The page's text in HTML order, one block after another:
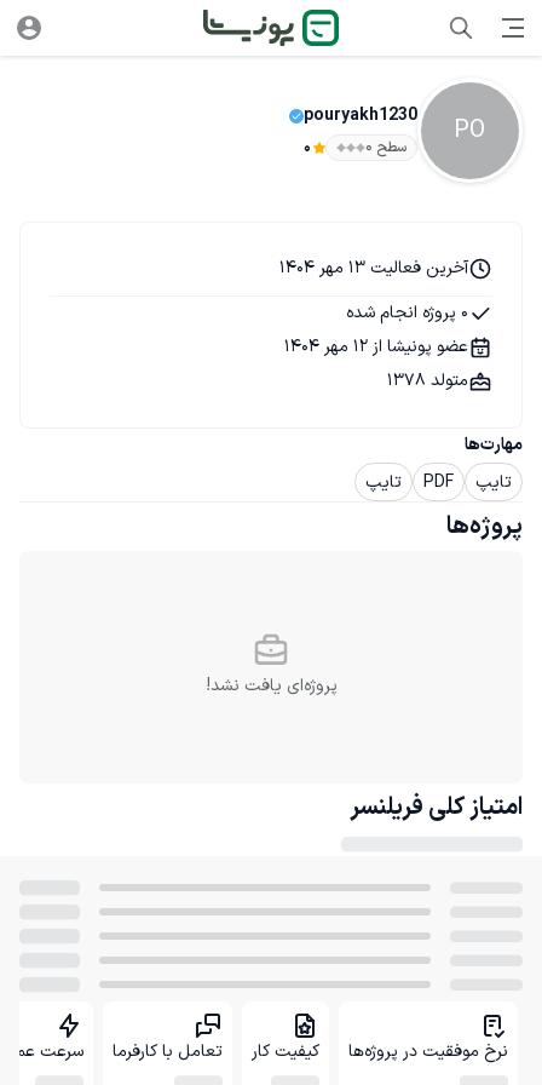
PO
pouryakh1230
سطح ۰ 0
مهارت‌ها
تایپ
PDF تایپ
آخرین فعالیت 13 مهر 1404
0 پروژه انجام شده
عضو پونیشا از 12 مهر 1404
متولد 1378
پروژه‌ها
پروژه‌ای یافت نشد!
امتیاز کلی فریلنسر
نرخ موفقیت در پروژه‌ها کیفیت کار تعامل با کارفرما سرعت عمل